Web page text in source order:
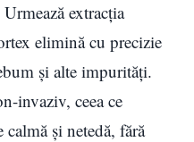
extracția
elimină cu precizie
și alte impurități.
invaziv, ceea ce
calmă și netedă, fără